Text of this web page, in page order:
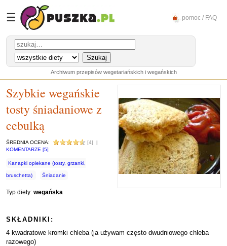
☰ pomoc / FAQ
Archiwum przepisów wegetariańskich i wegańskich
Szybkie wegańskie
tosty śniadaniowe z
cebulką
ŚREDNIA OCENA: [4]
|
KOMENTARZE [5]
Kanapki opiekane (tosty, grzanki,
bruschetta) Śniadanie
Typ diety: wegańska
SKŁADNIKI:
4 kwadratowe kromki chleba (ja używam często dwudniowego chleba
razowego)